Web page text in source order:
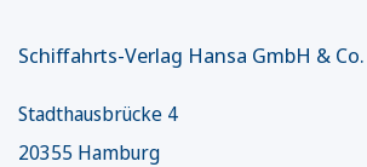
Schiffahrts-Verlag Hansa GmbH & Co.
Stadthausbrücke 4
20355 Hamburg